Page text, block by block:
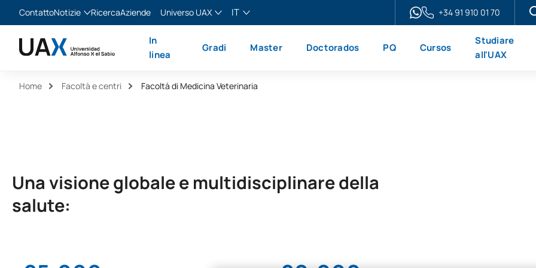
ContattoNotizie
Notizie
RicercaAziende
Universo UAX
XTART
IT
English
Français
+34 91 910 01 70
In
linea
Gradi Master Doctorados PQ Cursos
Studiare
all'UAX
Home Facoltà e centri Facoltà di Medicina Veterinaria
Una visione globale e multidisciplinare della
salute: